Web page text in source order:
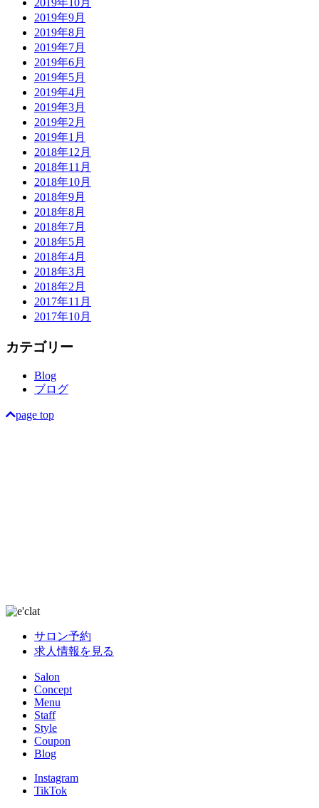
2019年10月
2019年9月
2019年8月
2019年7月
2019年6月
2019年5月
2019年4月
2019年3月
2019年2月
2019年1月
2018年12月
2018年11月
2018年10月
2018年9月
2018年8月
2018年7月
2018年5月
2018年4月
2018年3月
2018年2月
2017年11月
2017年10月
カテゴリー
Blog
ブログ
page top
サロン予約
求人情報を見る
Salon
Concept
Menu
Staff
Style
Coupon
Blog
Instagram
TikTok